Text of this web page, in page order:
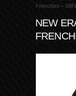
Frenchies –
NEW